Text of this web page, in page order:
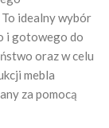
idealny wybór
i gotowego do
oraz w celu
mebla
za pomocą